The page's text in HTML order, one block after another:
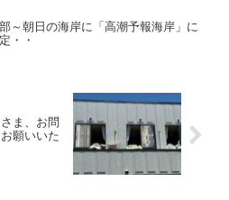
～朝日の海岸に「高潮予報海岸」に
・・
ま、お問
願いいた